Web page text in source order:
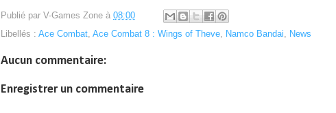
Publié par V-Games Zone à 08:00
Libellés : Ace Combat Ace Combat 8 : Wings of Theve Namco Bandai News
Aucun commentaire:
Enregistrer un commentaire